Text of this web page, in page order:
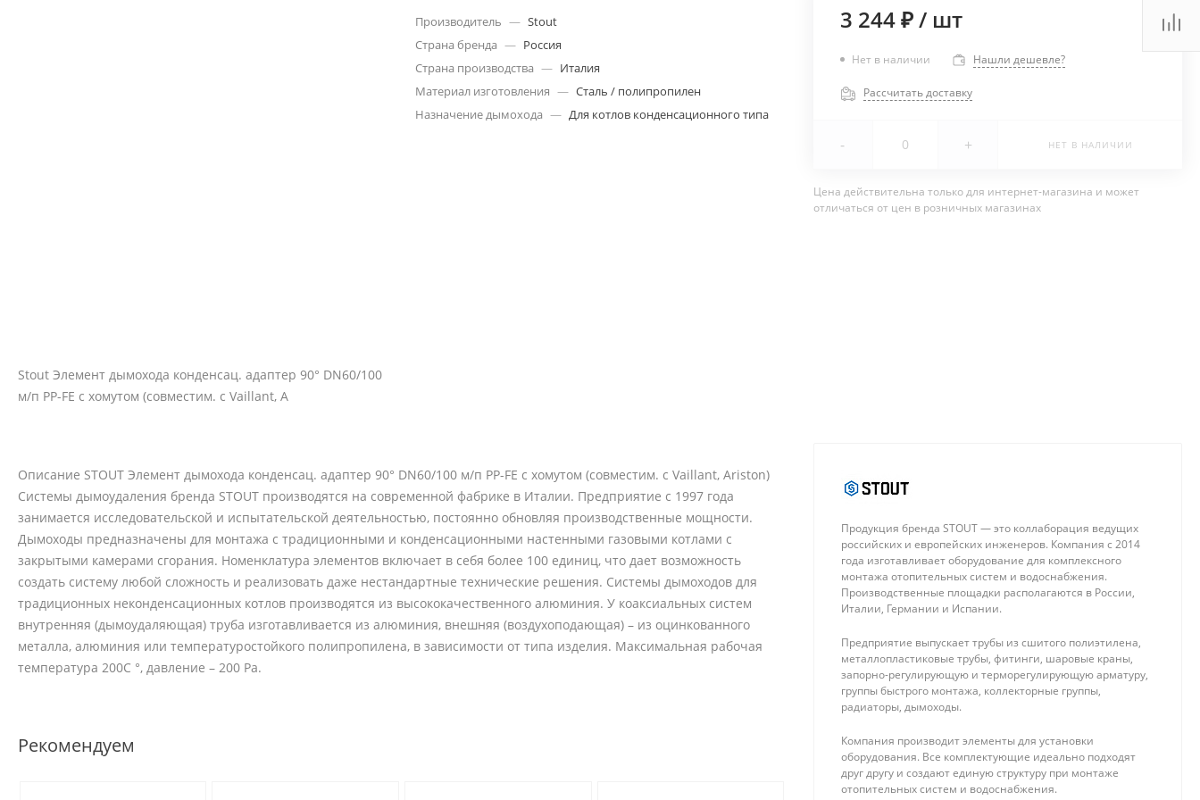
Stout Элемент дымохода конденсац. адаптер 90° DN60/100
м/п PP-FE c хомутом (совместим. с Vaillant, A
Производитель — Stout
Страна бренда — Россия
Страна производства — Италия
Материал изготовления — Сталь / полипропилен
Назначение дымохода — Для котлов конденсационного типа
3 244 ₽/ шт
Нет в наличии Нашли дешевле?
Рассчитать доставку
- + НЕТ В НАЛИЧИИ
Цена действительна только для интернет-магазина и может
отличаться от цен в розничных магазинах
Описание STOUT Элемент дымохода конденсац. адаптер 90° DN60/100 м/п PP-FE c хомутом (совместим. с Vaillant, Ariston)
Системы дымоудаления бренда STOUT производятся на современной фабрике в Италии. Предприятие с 1997 года
занимается исследовательской и испытательской деятельностью, постоянно обновляя производственные мощности.
Дымоходы предназначены для монтажа с традиционными и конденсационными настенными газовыми котлами с
закрытыми камерами сгорания. Номенклатура элементов включает в себя более 100 единиц, что дает возможность
создать систему любой сложность и реализовать даже нестандартные технические решения. Системы дымоходов для
традиционных неконденсационных котлов производятся из высококачественного алюминия. У коаксиальных систем
внутренняя (дымоудаляющая) труба изготавливается из алюминия, внешняя (воздухоподающая) – из оцинкованного
металла, алюминия или температуростойкого полипропилена, в зависимости от типа изделия. Максимальная рабочая
температура 200С °, давление – 200 Ра.
Рекомендуем
Продукция бренда STOUT — это коллаборация ведущих
российских и европейских инженеров. Компания с 2014
года изготавливает оборудование для комплексного
монтажа отопительных систем и водоснабжения.
Производственные площадки располагаются в России,
Италии, Германии и Испании.
Предприятие выпускает трубы из сшитого полиэтилена,
металлопластиковые трубы, фитинги, шаровые краны,
запорно-регулирующую и терморегулирующую арматуру,
группы быстрого монтажа, коллекторные группы,
радиаторы, дымоходы.
Компания производит элементы для установки
оборудования. Все комплектующие идеально подходят
друг другу и создают единую структуру при монтаже
отопительных систем и водоснабжения.